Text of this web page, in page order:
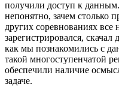
получили доступ к
непонятно, зачем столько
других соревнованиях
зарегистрировался,
как мы познакомились с
такой многоступенчатой
обеспечили наличие
задаче.